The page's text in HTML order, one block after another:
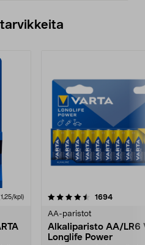
kpl) 1694
AA-paristot
Alkaliparisto AA/LR6
Longlife Power
4.5viidestä